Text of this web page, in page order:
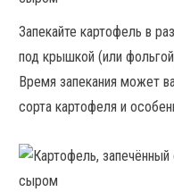
Запекайте картофель в
под крышкой (или
Время запекания может
сорта картофеля и